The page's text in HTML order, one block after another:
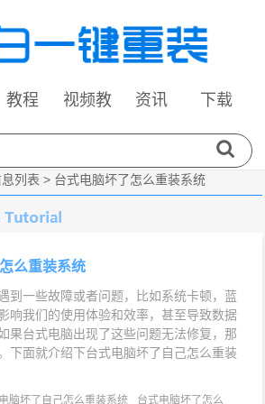
教程
视频教
资讯 下载
列表 > 台式电脑坏了怎么重装系统
么重装系统
到一些故障或者问题，比如系统卡顿，蓝
响我们的使用体验和效率，甚至导致数据
果台式电脑出现了这些问题无法修复，那
下面就介绍下台式电脑坏了自己怎么重装
电脑坏了自己怎么重装系统
台式电脑坏了怎么